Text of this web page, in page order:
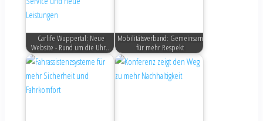
Carlife Wuppertal: Neue
Website - Rund um die Uhr…
Mobilitätsverband: Gemeinsam
für mehr Respekt